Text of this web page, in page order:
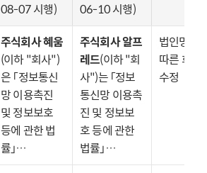
08-07 시행)
06-10 시행)
주식회사 혜움
(이하 "회사")
은 「정보통신
망 이용촉진
및 정보보호
등에 관한 법
률」…
주식회사 알프
레드(이하 "회
사")는 「정보
통신망 이용촉
진 및 정보보
호 등에 관한
법률」…
법인명 변
따른 회사
수정